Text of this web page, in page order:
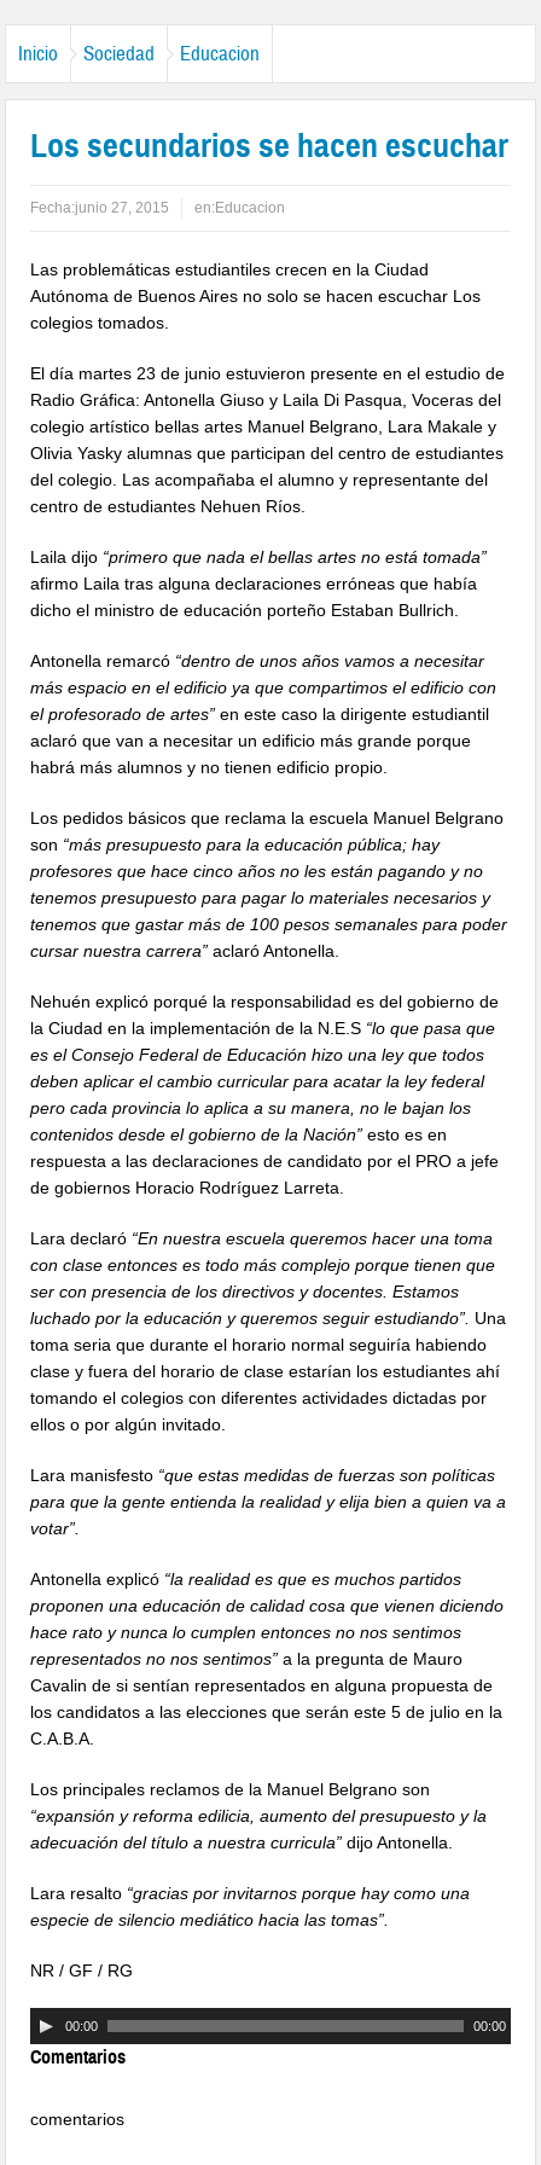
Inicio Sociedad Educacion
Los secundarios se hacen escuchar
Fecha:junio 27, 2015 en:Educacion
Las problemáticas estudiantiles crecen en la Ciudad
Autónoma de Buenos Aires no solo se hacen escuchar Los
colegios tomados.
El día martes 23 de junio estuvieron presente en el estudio de
Radio Gráfica: Antonella Giuso y Laila Di Pasqua, Voceras del
colegio artístico bellas artes Manuel Belgrano, Lara Makale y
Olivia Yasky alumnas que participan del centro de estudiantes
del colegio. Las acompañaba el alumno y representante del
centro de estudiantes Nehuen Ríos.
Laila dijo “primero que nada el bellas artes no está tomada”
afirmo Laila tras alguna declaraciones erróneas que había
dicho el ministro de educación porteño Estaban Bullrich.
Antonella remarcó “dentro de unos años vamos a necesitar
más espacio en el edificio ya que compartimos el edificio con
el profesorado de artes” en este caso la dirigente estudiantil
aclaró que van a necesitar un edificio más grande porque
habrá más alumnos y no tienen edificio propio.
Los pedidos básicos que reclama la escuela Manuel Belgrano
son “más presupuesto para la educación pública; hay
profesores que hace cinco años no les están pagando y no
tenemos presupuesto para pagar lo materiales necesarios y
tenemos que gastar más de 100 pesos semanales para poder
cursar nuestra carrera” aclaró Antonella.
Nehuén explicó porqué la responsabilidad es del gobierno de
la Ciudad en la implementación de la N.E.S “lo que pasa que
es el Consejo Federal de Educación hizo una ley que todos
deben aplicar el cambio curricular para acatar la ley federal
pero cada provincia lo aplica a su manera, no le bajan los
contenidos desde el gobierno de la Nación” esto es en
respuesta a las declaraciones de candidato por el PRO a jefe
de gobiernos Horacio Rodríguez Larreta.
Lara declaró “En nuestra escuela queremos hacer una toma
con clase entonces es todo más complejo porque tienen que
ser con presencia de los directivos y docentes. Estamos
luchado por la educación y queremos seguir estudiando”. Una
toma seria que durante el horario normal seguiría habiendo
clase y fuera del horario de clase estarían los estudiantes ahí
tomando el colegios con diferentes actividades dictadas por
ellos o por algún invitado.
Lara manisfesto “que estas medidas de fuerzas son políticas
para que la gente entienda la realidad y elija bien a quien va a
votar”.
Antonella explicó “la realidad es que es muchos partidos
proponen una educación de calidad cosa que vienen diciendo
hace rato y nunca lo cumplen entonces no nos sentimos
representados no nos sentimos” a la pregunta de Mauro
Cavalin de si sentían representados en alguna propuesta de
los candidatos a las elecciones que serán este 5 de julio en la
C.A.B.A.
Los principales reclamos de la Manuel Belgrano son
“expansión y reforma edilicia, aumento del presupuesto y la
adecuación del título a nuestra curricula” dijo Antonella.
Lara resalto “gracias por invitarnos porque hay como una
especie de silencio mediático hacia las tomas”.
NR / GF / RG
00:00 00:00
Comentarios
comentarios